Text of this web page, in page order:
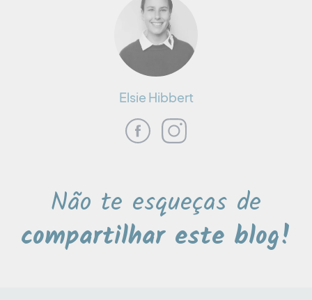
Elsie Hibbert
Não te esqueças de
compartilhar este blog!